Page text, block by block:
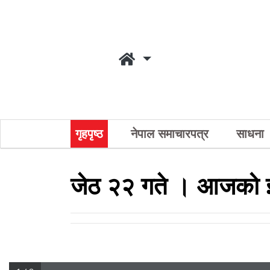
गृहपृष्ठ नेपाल समाचारपत्र साधना
जेठ २२ गते । आजको